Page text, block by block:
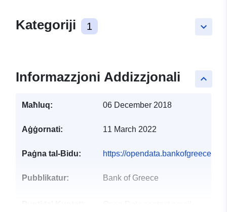
keyboard_arrow_down
Kategoriji 1
keyboard_arrow_up
Informazzjoni Addizzjonali
Maħluq: 06 December 2018
Aġġornati: 11 March 2022
Paġna tal-Bidu: https://opendata.bankofgreece.gr/
Pubblikatur: Bank of Greece